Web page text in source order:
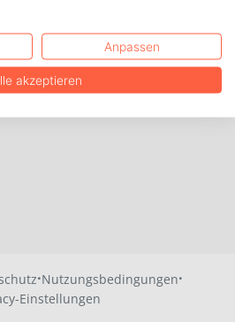
·Nutzungsbedingungen·
Einstellungen
Anpassen
akzeptieren